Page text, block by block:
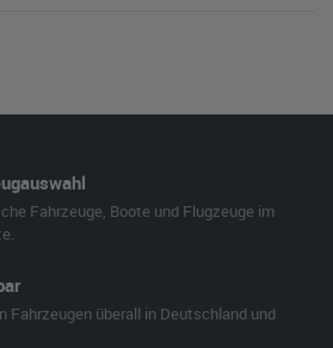
Fahrzeuge, Boote und Flugzeuge im
Fahrzeugen überall in Deutschland und